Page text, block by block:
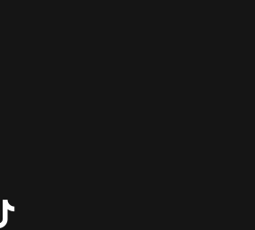
van
Tiktok van